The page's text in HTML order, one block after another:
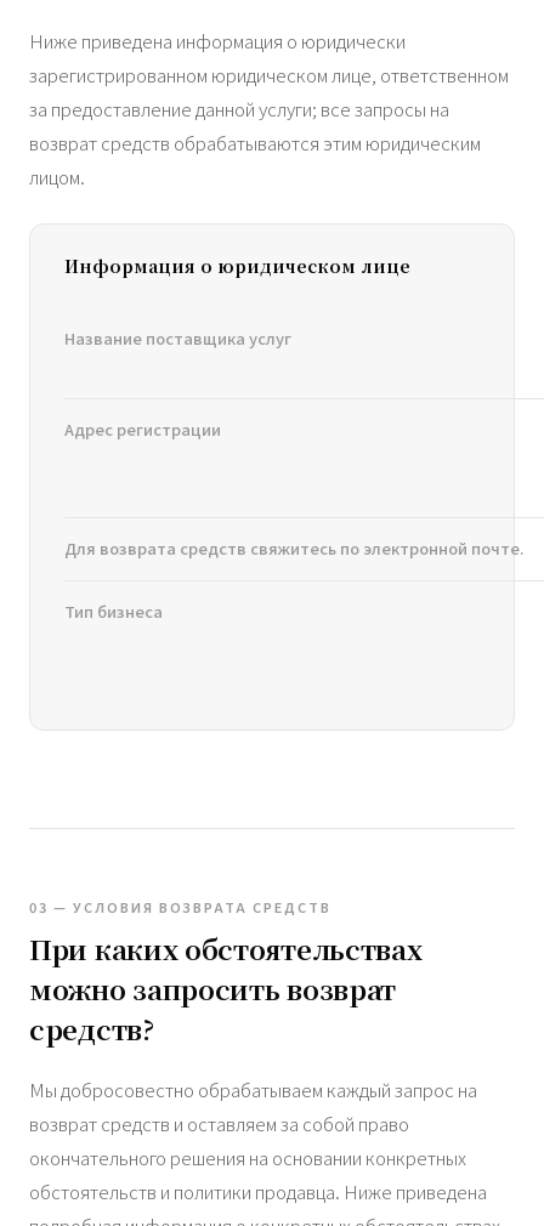
Ниже приведена информация о юридически
зарегистрированном юридическом лице, ответственном
за предоставление данной услуги; все запросы на
возврат средств обрабатываются этим юридическим
лицом.
Информация о юридическом лице
Название поставщика услуг
Адрес регистрации
Для возврата средств свяжитесь по электронной почте.
Тип бизнеса
03 — УСЛОВИЯ ВОЗВРАТА СРЕДСТВ
При каких обстоятельствах
можно запросить возврат
средств?
Мы добросовестно обрабатываем каждый запрос на
возврат средств и оставляем за собой право
окончательного решения на основании конкретных
обстоятельств и политики продавца. Ниже приведена